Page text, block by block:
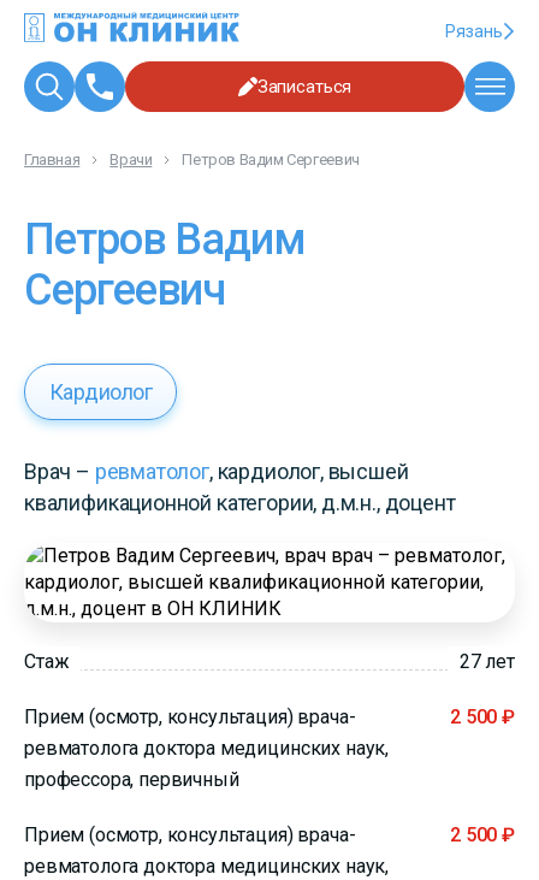
Рязань
Записаться
Главная Врачи Петров Вадим Сергеевич
Петров Вадим
Сергеевич
Кардиолог
Врач – ревматолог, кардиолог, высшей
квалификационной категории, д.м.н., доцент
Стаж 27 лет
Прием (осмотр, консультация) врача-
ревматолога доктора медицинских наук,
профессора, первичный
2 500 ₽
Прием (осмотр, консультация) врача-
ревматолога доктора медицинских наук,
2 500 ₽